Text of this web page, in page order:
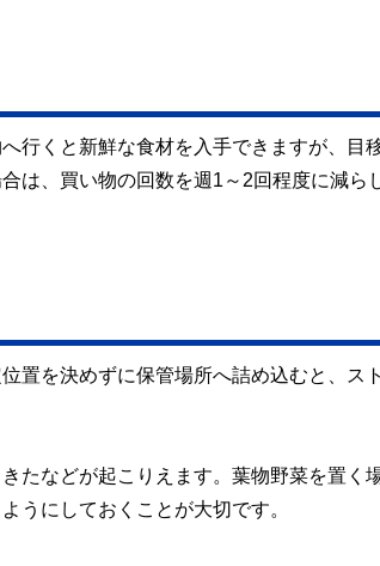
行くと新鮮な食材を入手できますが、目
は、買い物の回数を週1～2回程度に減ら
置を決めずに保管場所へ詰め込むと、ス
たなどが起こりえます。葉物野菜を置く場
うにしておくことが大切です。